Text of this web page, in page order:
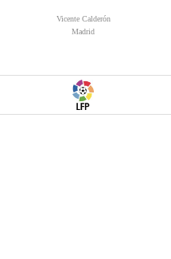
Vicente Calderón
Madrid